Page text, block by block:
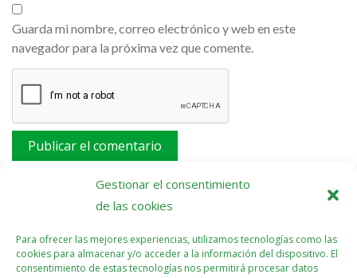
Gestionar el consentimiento
de las cookies
Para ofrecer las mejores experiencias, utilizamos tecnologías como las
cookies para almacenar y/o acceder a la información del dispositivo. El
consentimiento de estas tecnologías nos permitirá procesar datos
Guarda mi nombre, correo electrónico y web en este
navegador para la próxima vez que comente.
Este sitio usa Akismet para reducir el spam.Aprende
cómo se procesan los datos de tus comentarios.